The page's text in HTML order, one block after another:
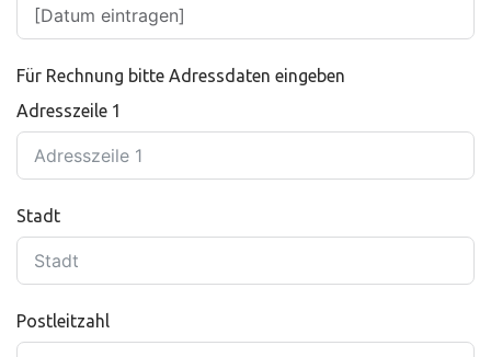
Für Rechnung bitte Adressdaten eingeben
Adresszeile 1
Stadt
Postleitzahl